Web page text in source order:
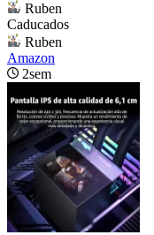
Ruben
Caducados
Ruben
Amazon
2sem